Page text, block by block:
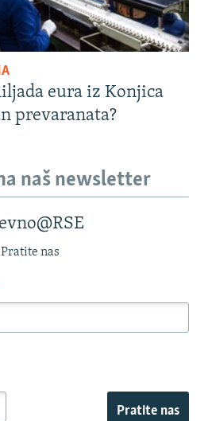
eura iz Konjica
prevaranata?
naš newsletter
Pratite nas
Pratite nas